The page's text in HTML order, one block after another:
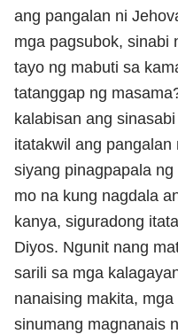
ang pangalan ni
mga pagsubok, sinabi
tayo ng mabuti sa
tatanggap ng
kalabisan ang
itatakwil ang
siyang pinagpapala
mo na kung nagdala
kanya, siguradong
Diyos. Ngunit nang
sarili sa mga
nanaising makita,
sinumang magnanais